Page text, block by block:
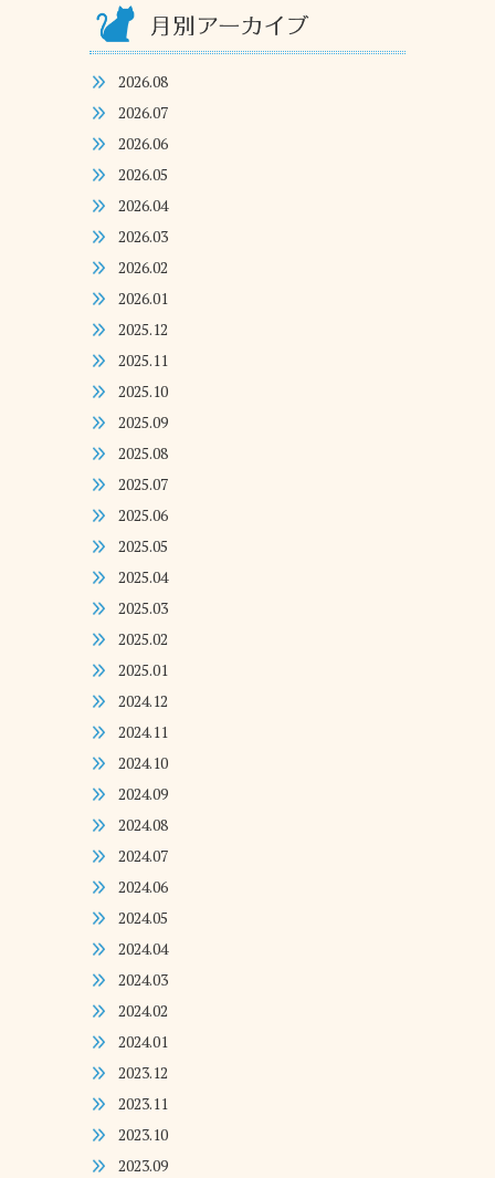
2026.08
2026.07
2026.06
2026.05
2026.04
2026.03
2026.02
2026.01
2025.12
2025.11
2025.10
2025.09
2025.08
2025.07
2025.06
2025.05
2025.04
2025.03
2025.02
2025.01
2024.12
2024.11
2024.10
2024.09
2024.08
2024.07
2024.06
2024.05
2024.04
2024.03
2024.02
2024.01
2023.12
2023.11
2023.10
2023.09